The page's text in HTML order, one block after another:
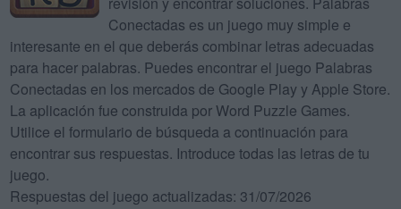
Conectadas es un juego muy simple e
interesante en el que deberás combinar letras adecuadas
para hacer palabras. Puedes encontrar el juego Palabras
Conectadas en los mercados de Google Play y Apple Store.
La aplicación fue construida por Word Puzzle Games.
Utilice el formulario de búsqueda a continuación para
encontrar sus respuestas. Introduce todas las letras de tu
juego.
Respuestas del juego actualizadas: 31/07/2026